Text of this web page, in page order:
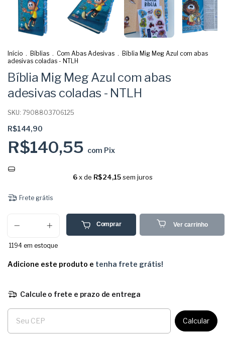
Início . Bíblias . Com Abas Adesivas . Bíblia Mig Meg Azul com abas
adesivas coladas - NTLH
Bíblia Mig Meg Azul com abas
adesivas coladas - NTLH
SKU: 7908803706125
R$144,90
R$140,55 com Pix
6 x de R$24,15 sem juros
Frete grátis
1194em estoque
Comprar Ver carrinho
Adicione este produto e tenha frete grátis!
Calcule o frete e prazo de entrega
Entregas para o CEP:
Calcular